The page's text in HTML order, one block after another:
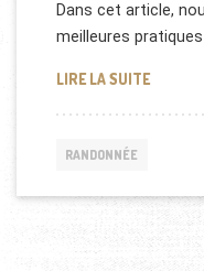
Dans cet article,
meilleures
LIRE LA SUITE
RANDONNÉE